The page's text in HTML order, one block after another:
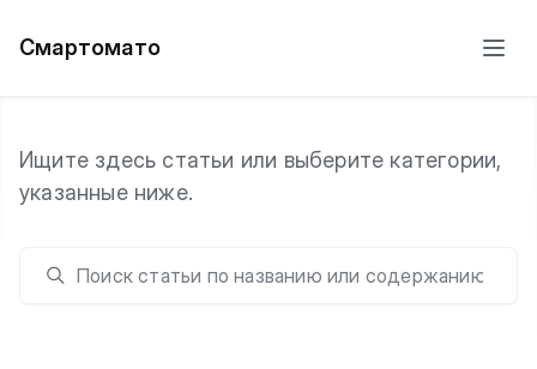
Смартомато
Ищите здесь статьи или выберите категории,
указанные ниже.